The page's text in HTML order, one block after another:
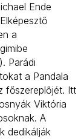
Ende
a
Parádi
a Pandala
főszereplőjét. Itt
Viktória
A
dedikálják